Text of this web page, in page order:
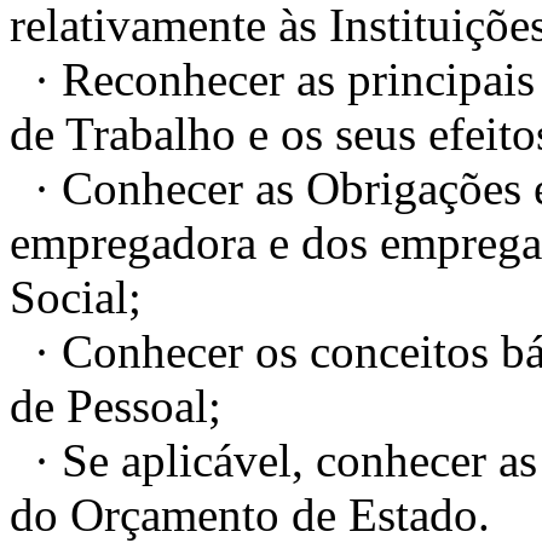
relativamente às
· Reconhecer as
de Trabalho e os seus
· Conhecer as
empregadora e dos
Social;
· Conhecer os conceitos
de Pessoal;
· Se aplicável, conhecer
do Orçamento de Estado.